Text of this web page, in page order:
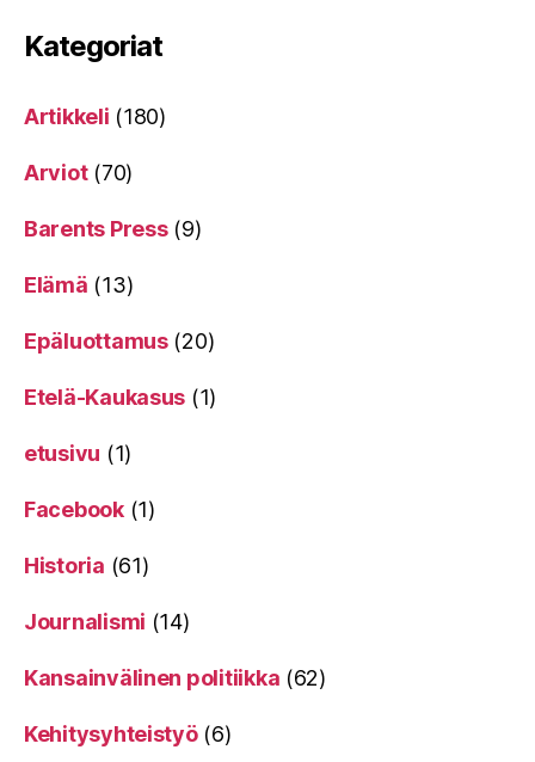
Kategoriat
Artikkeli (180)
Arviot(70)
Barents Press(9)
Elämä (13)
Epäluottamus(20)
Etelä-Kaukasus (1)
etusivu (1)
Facebook(1)
Historia (61)
Journalismi (14)
Kansainvälinen politiikka (62)
Kehitysyhteistyö(6)